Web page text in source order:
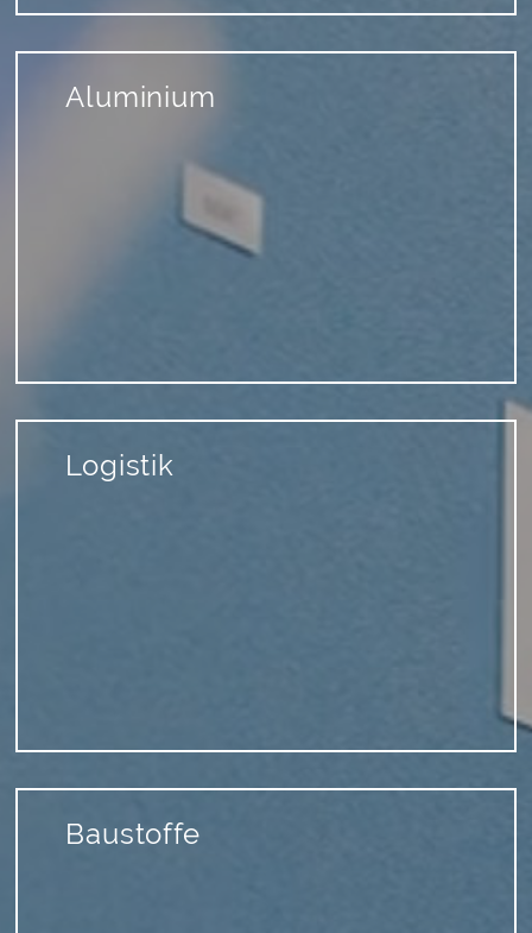
Aluminium
Logistik
Baustoffe